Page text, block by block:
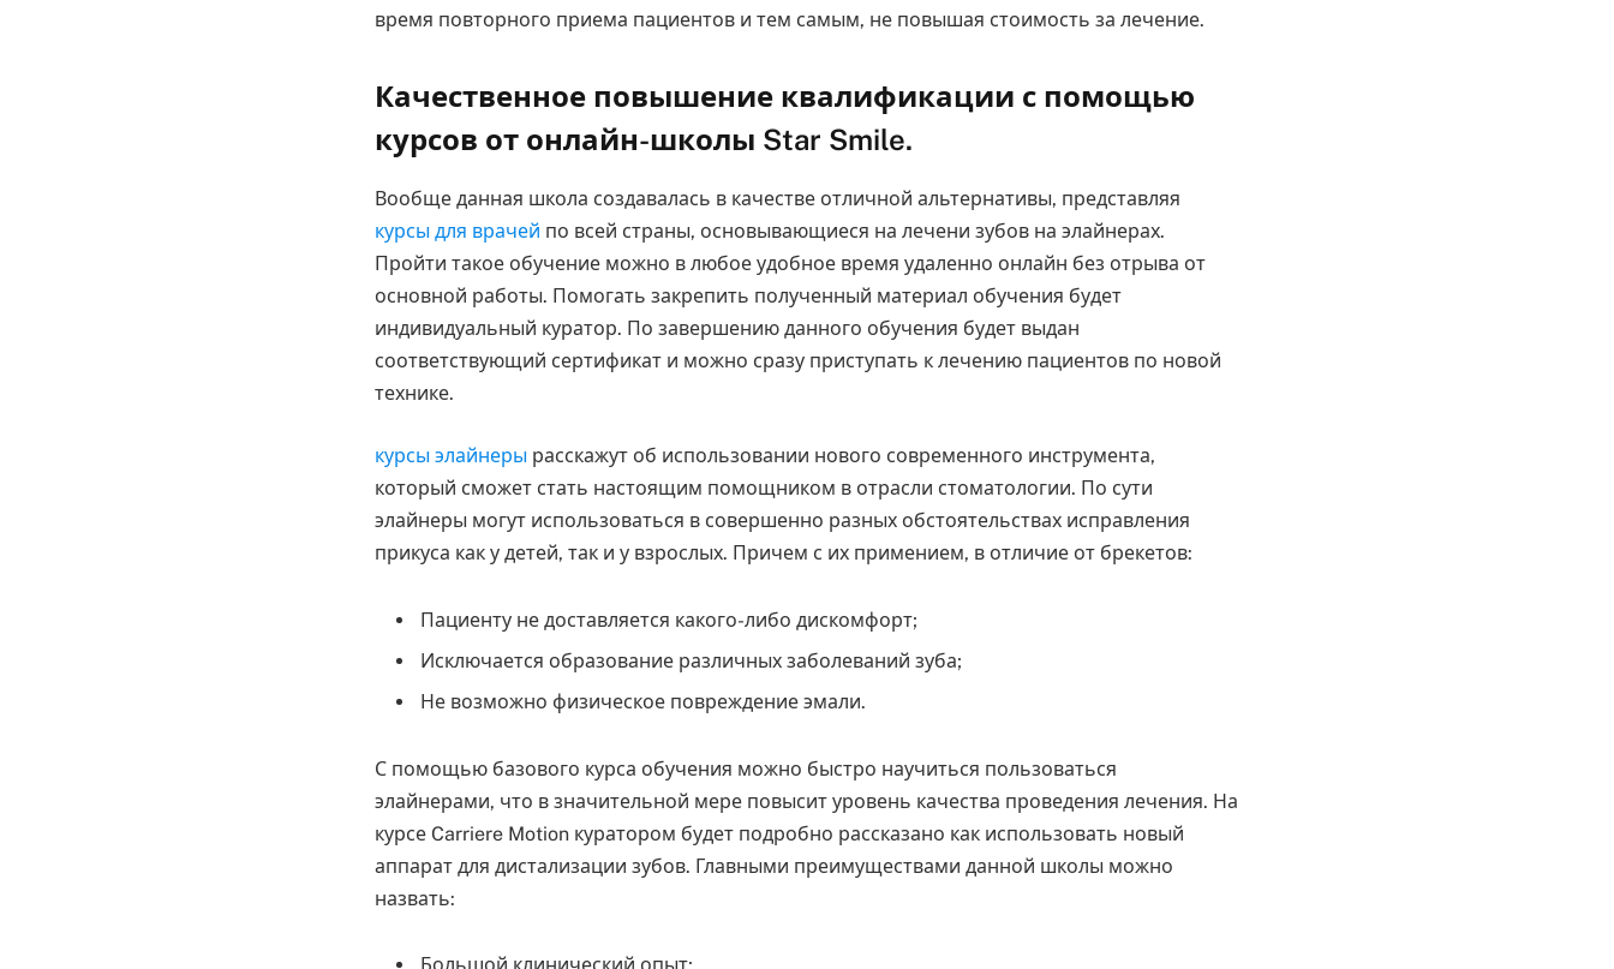
время повторного приема пациентов и тем самым, не повышая стоимость за лечение.
Качественное повышение квалификации с помощью
курсов от онлайн-школы Star Smile.
Вообще данная школа создавалась в качестве отличной альтернативы, представляя
курсы для врачей по всей страны, основывающиеся на лечени зубов на элайнерах.
Пройти такое обучение можно в любое удобное время удаленно онлайн без отрыва от
основной работы. Помогать закрепить полученный материал обучения будет
индивидуальный куратор. По завершению данного обучения будет выдан
соответствующий сертификат и можно сразу приступать к лечению пациентов по новой
технике.
курсы элайнеры расскажут об использовании нового современного инструмента,
который сможет стать настоящим помощником в отрасли стоматологии. По сути
элайнеры могут использоваться в совершенно разных обстоятельствах исправления
прикуса как у детей, так и у взрослых. Причем с их примением, в отличие от брекетов:
Пациенту не доставляется какого-либо дискомфорт;
Исключается образование различных заболеваний зуба;
Не возможно физическое повреждение эмали.
С помощью базового курса обучения можно быстро научиться пользоваться
элайнерами, что в значительной мере повысит уровень качества проведения лечения. На
курсе Carriere Motion куратором будет подробно рассказано как использовать новый
аппарат для дистализации зубов. Главными преимуществами данной школы можно
назвать: